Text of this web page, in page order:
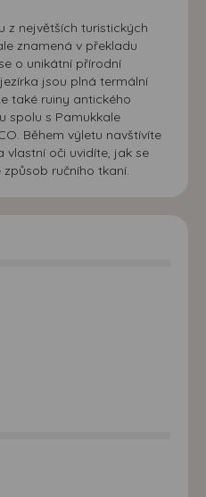
z největších turistických
znamená v překladu
o unikátní přírodní
jsou plná termální
také ruiny antického
spolu s Pamukkale
Během výletu navštívíte
vlastní oči uvidíte, jak se
ručního tkaní.